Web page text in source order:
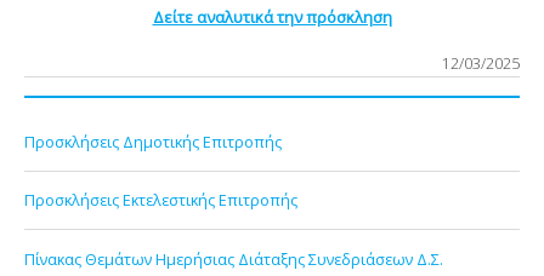
Δείτε αναλυτικά την πρόσκληση
12/03/2025
Προσκλήσεις Δημοτικής Επιτροπής
Προσκλήσεις Εκτελεστικής Επιτροπής
Πίνακας Θεμάτων Ημερήσιας Διάταξης Συνεδριάσεων Δ.Σ.